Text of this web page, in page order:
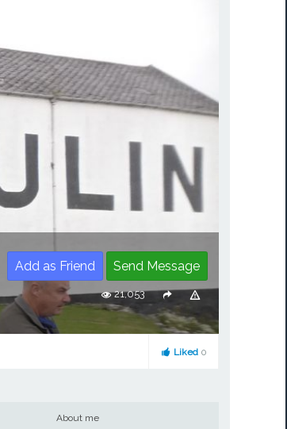
Add as Friend Send Message
21,053
Liked 0
About me